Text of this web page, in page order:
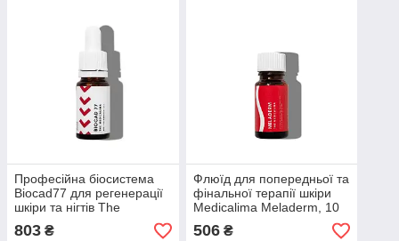
Професійна біосистема
Biocad77 для регенерації
шкіри та нігтів The
Medicalima, 10 мл
803 ₴
Флюїд для попередньої та
фінальної терапії шкіри
Medicalima Meladerm, 10
мл термін до 01.08.2026
506₴